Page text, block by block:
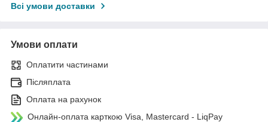
Всі умови доставки
Умови оплати
Оплатити частинами
Післяплата
Оплата на рахунок
Онлайн-оплата карткою Visa, Mastercard - LiqPay